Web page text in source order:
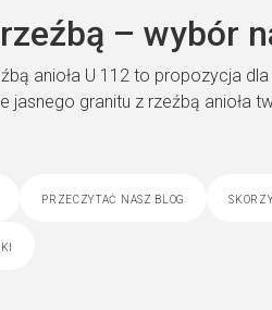
– wybór
anioła U 112 to propozycja
jasnego granitu z rzeźbą anioła
przeczytać nasz blog